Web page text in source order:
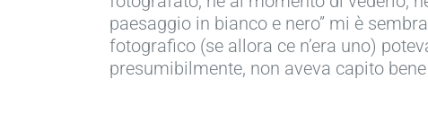
paesaggio in bianco e nero” mi è
fotografico (se allora ce n’era uno)
presumibilmente, non aveva capito